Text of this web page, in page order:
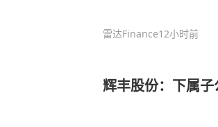
雷达Finance12小时前
辉丰股份：下属